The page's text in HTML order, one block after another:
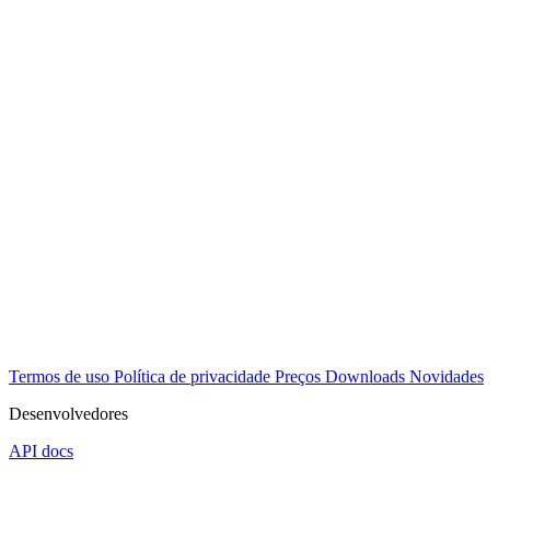
Termos de uso Política de privacidade Preços Downloads Novidades
Desenvolvedores
API docs